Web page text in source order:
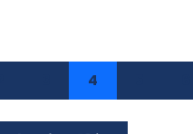
4